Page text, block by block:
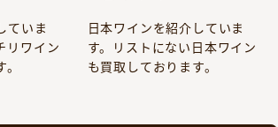
ていま
リワイン
日本ワインを紹介していま
す。リストにない日本ワイン
も買取しております。